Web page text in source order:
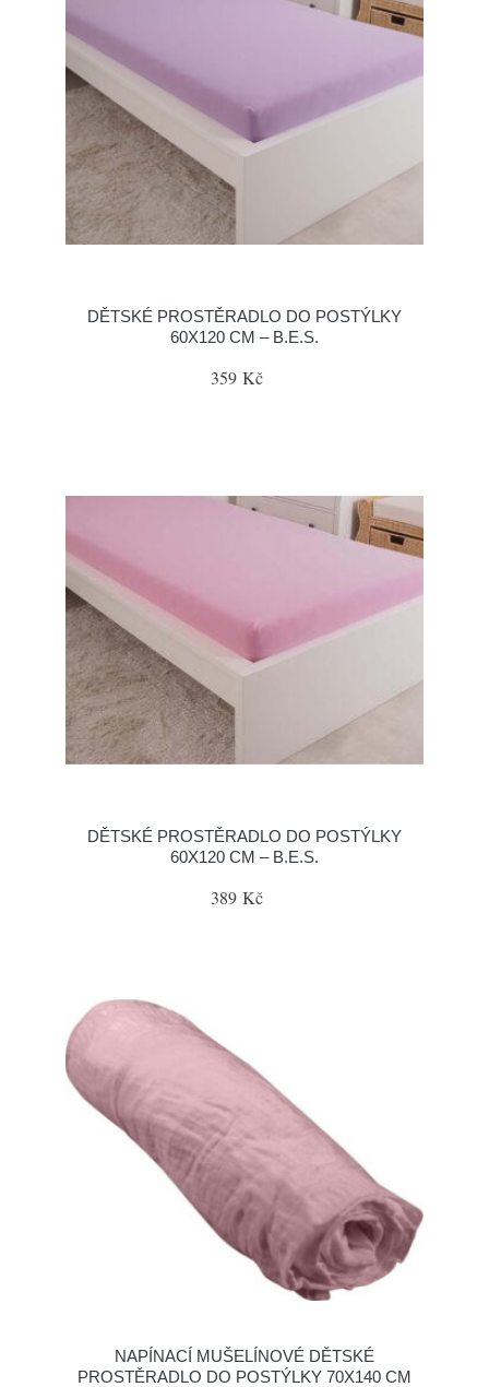
DĚTSKÉ PROSTĚRADLO DO POSTÝLKY
60X120 CM – B.E.S.
359 Kč
DĚTSKÉ PROSTĚRADLO DO POSTÝLKY
60X120 CM – B.E.S.
389 Kč
NAPÍNACÍ MUŠELÍNOVÉ DĚTSKÉ
PROSTĚRADLO DO POSTÝLKY 70X140 CM